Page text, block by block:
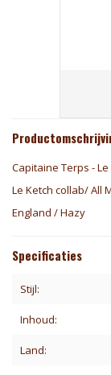
Capitaine Terps -
Le Ketch collab/ All
England / Hazy
Specificaties
Stijl:
Inhoud:
Land: